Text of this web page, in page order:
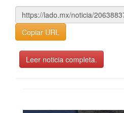
Copiar URL
Leer noticia completa.